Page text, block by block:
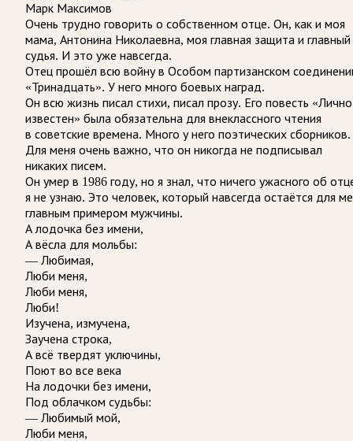
Марк Максимов
Очень трудно говорить о собственном отце. Он, как и моя
мама, Антонина Николаевна, моя главная защита и главный
судья. И это уже навсегда.
Отец прошёл всю войну в Особом партизанском
«Тринадцать». У него много боевых наград.
Он всю жизнь писал стихи, писал прозу. Его повесть «Лично
известен» была обязательна для внеклассного чтения
в советские времена. Много у него поэтических сборников.
Для меня очень важно, что он никогда не подписывал
никаких писем.
Он умер в 1986 году, но я знал, что ничего ужасного об
я не узнаю. Это человек, который навсегда остаётся для
главным примером мужчины.
А лодочка без имени,
А вёсла для мольбы:
— Любимая,
Люби меня,
Люби меня,
Люби!
Изучена, измучена,
Заучена строка,
А всё твердят уключины,
Поют во все века
На лодочки без имени,
Под облачком судьбы:
— Любимый мой,
Люби меня,